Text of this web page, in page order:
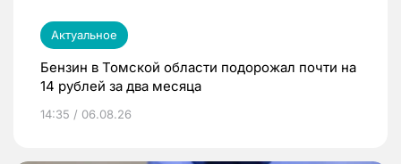
Актуальное
Бензин в Томской области подорожал почти на
14 рублей за два месяца
14:35 / 06.08.26